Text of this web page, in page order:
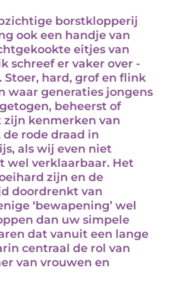
borstklopperij
ook een handje van
eitjes van
schreef er vaker over -
hard, grof en flink
waar generaties jongens
beheerst of
kenmerken van
rode draad in
als wij even niet
wel verklaarbaar. Het
zijn en de
doordrenkt van
‘bewapening’ wel
dan uw simpele
dat vanuit een lange
centraal de rol van
van vrouwen en